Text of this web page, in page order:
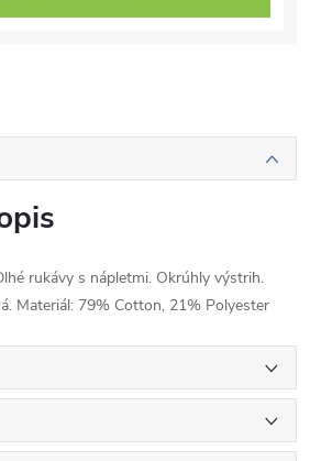
rukávy s nápletmi. Okrúhly výstrih.
Materiál: 79% Cotton, 21% Polyester